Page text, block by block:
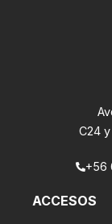
C24
+56
ACCESOS